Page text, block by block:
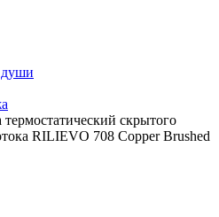
скрытого
RILIEVO 708 Copper Brushed